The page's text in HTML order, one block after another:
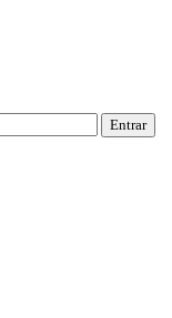
Entrar